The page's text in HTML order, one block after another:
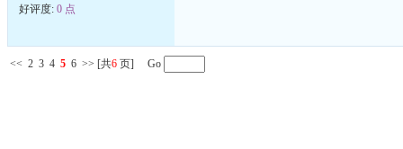
好评度: 0 点
<< 2 3 4 5 6 >> [共6 页] Go